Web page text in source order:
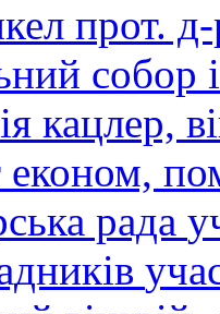
прот.
собор
кацлер,
економ,
рада